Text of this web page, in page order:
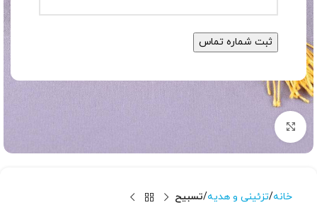
برای بزرگنمایی کلیک کنید
خانه تزئینی و هدیه تسبیح